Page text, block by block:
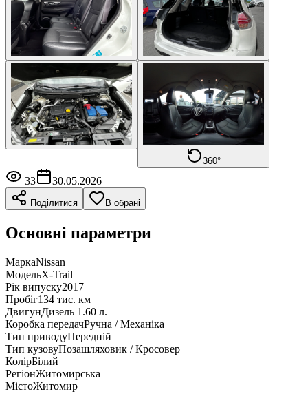
360°
33 30.05.2026
Поділитися В обрані
Основні параметри
МаркаNissan
МодельX-Trail
Рік випуску2017
Пробіг134 тис. км
ДвигунДизель 1.60 л.
Коробка передачРучна / Механіка
Тип приводуПередній
Тип кузовуПозашляховик / Кросовер
КолірБілий
РегіонЖитомирська
МістоЖитомир